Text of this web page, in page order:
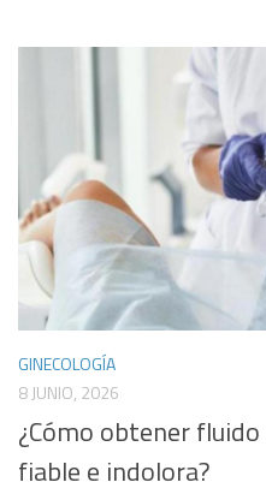
GINECOLOGÍA
8 JUNIO, 2026
¿Cómo obtener
fiable e indolora?